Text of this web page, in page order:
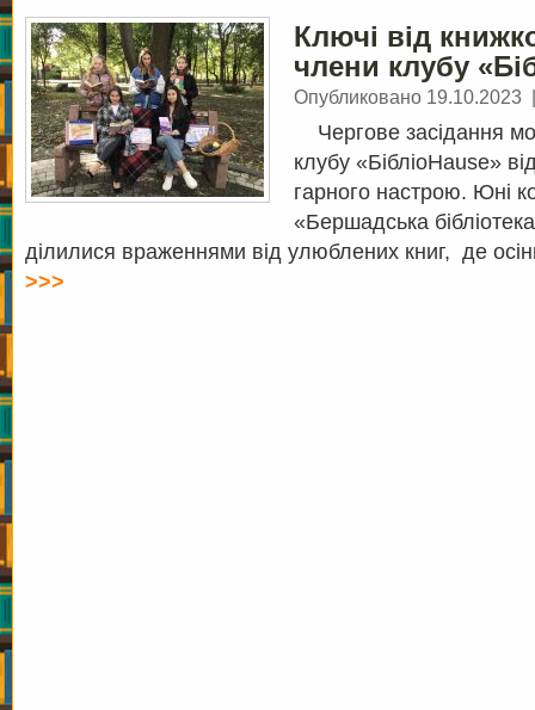
Ключі від
члени клубу
Опубликовано 19.10.2023
Чергове засідання
клубу «БібліоHause»
гарного настрою. Юні
«Бершадська
ділилися враженнями від улюблених книг, де
>>>